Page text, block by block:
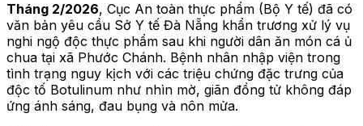
Tháng 2/2026, Cục An toàn thực phẩm (Bộ Y tế) đã có
văn bản yêu cầu Sở Y tế Đà Nẵng khẩn trương xử lý vụ
nghi ngộ độc thực phẩm sau khi người dân ăn món cá ủ
chua tại xã Phước Chánh. Bệnh nhân nhập viện trong
tình trạng nguy kịch với các triệu chứng đặc trưng của
độc tố Botulinum như nhìn mờ, giãn đồng tử không đáp
ứng ánh sáng, đau bụng và nôn mửa.